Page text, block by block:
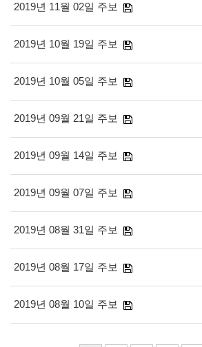
2019년 11월 02일 주보
2019년 10월 19일 주보
2019년 10월 05일 주보
2019년 09월 21일 주보
2019년 09월 14일 주보
2019년 09월 07일 주보
2019년 08월 31일 주보
2019년 08월 17일 주보
2019년 08월 10일 주보